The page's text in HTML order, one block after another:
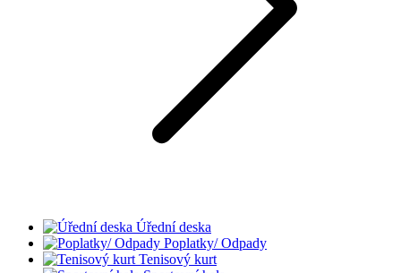
Úřední deska
Poplatky/ Odpady
Tenisový kurt